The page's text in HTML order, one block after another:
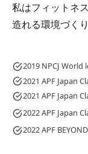
私はフィットネ
造れる環境づく
2019 NPCJ World
2021 APF Japan
2021 APF Japan
2022 APF Japan
2022 APF